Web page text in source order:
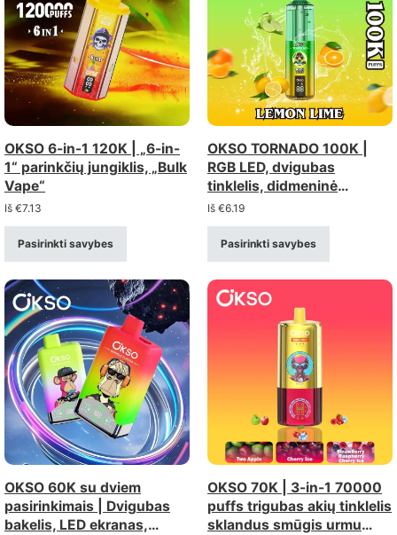
OKSO 6-in-1 120K | „6-in-
1“ parinkčių jungiklis, „Bulk
Vape“
Iš €7.13
Pasirinkti savybes
OKSO TORNADO 100K |
RGB LED, dvigubas
tinklelis, didmeninė
prekyba elektroninėmis
cigaretėmis
Iš €6.19
Pasirinkti savybes
OKSO 60K su dviem
pasirinkimais | Dvigubas
bakelis, LED ekranas,
OKSO 70K | 3-in-1 70000
puffs trigubas akių tinklelis
sklandus smūgis urmu